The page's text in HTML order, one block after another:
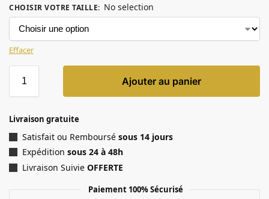
CHOISIR VOTRE TAILLE: No selection
Effacer
Ajouter au panier
Livraison gratuite
Satisfait ou Remboursé sous 14 jours
Expédition sous 24 à 48h
Livraison Suivie OFFERTE
Paiement 100% Sécurisé